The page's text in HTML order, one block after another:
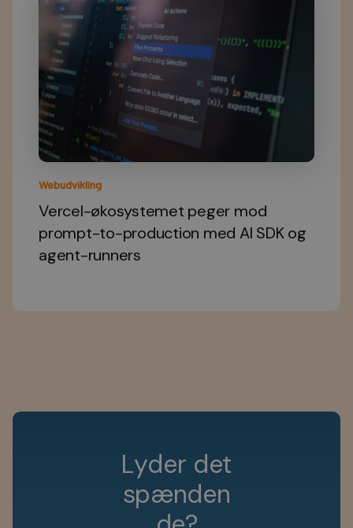
Webudvikling
Vercel-økosystemet peger mod
prompt-to-production med AI SDK og
agent-runners
Lyder det
spænden